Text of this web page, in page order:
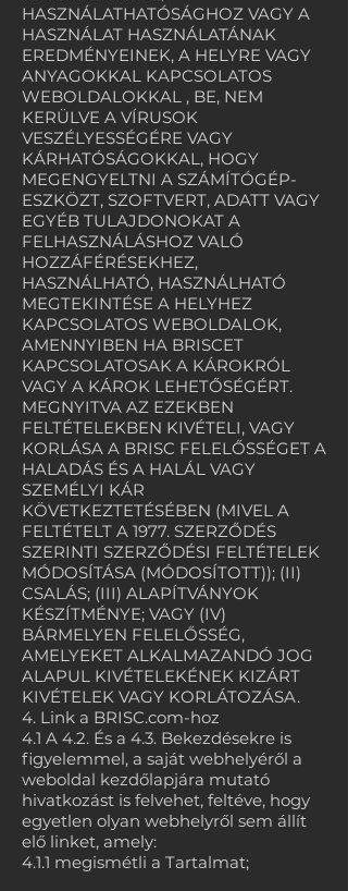
HASZNÁLATHATÓSÁGHOZ VAGY A
HASZNÁLAT HASZNÁLATÁNAK
EREDMÉNYEINEK, A HELYRE VAGY
ANYAGOKKAL KAPCSOLATOS
WEBOLDALOKKAL , BE, NEM
KERÜLVE A VÍRUSOK
VESZÉLYESSÉGÉRE VAGY
KÁRHATÓSÁGOKKAL, HOGY
MEGENGYELTNI A SZÁMÍTÓGÉP-
ESZKÖZT, SZOFTVERT, ADATT VAGY
EGYÉB TULAJDONOKAT A
FELHASZNÁLÁSHOZ VALÓ
HOZZÁFÉRÉSEKHEZ,
HASZNÁLHATÓ, HASZNÁLHATÓ
MEGTEKINTÉSE A HELYHEZ
KAPCSOLATOS WEBOLDALOK,
AMENNYIBEN HA BRISCET
KAPCSOLATOSAK A KÁROKRÓL
VAGY A KÁROK LEHETŐSÉGÉRT.
MEGNYITVA AZ EZEKBEN
FELTÉTELEKBEN KIVÉTELI, VAGY
KORLÁSA A BRISC FELELŐSSÉGET A
HALADÁS ÉS A HALÁL VAGY
SZEMÉLYI KÁR
KÖVETKEZTETÉSÉBEN (MIVEL A
FELTÉTELT A 1977. SZERZŐDÉS
SZERINTI SZERZŐDÉSI FELTÉTELEK
MÓDOSÍTÁSA (MÓDOSÍTOTT)); (II)
CSALÁS; (III) ALAPÍTVÁNYOK
KÉSZÍTMÉNYE; VAGY (IV)
BÁRMELYEN FELELŐSSÉG,
AMELYEKET ALKALMAZANDÓ JOG
ALAPUL KIVÉTELEKÉNEK KIZÁRT
KIVÉTELEK VAGY KORLÁTOZÁSA.
4. Link a BRISC.com-hoz
4.1 A 4.2. És a 4.3. Bekezdésekre is
figyelemmel, a saját webhelyéről a
weboldal kezdőlapjára mutató
hivatkozást is felvehet, feltéve, hogy
egyetlen olyan webhelyről sem állít
elő linket, amely:
4.1.1 megismétli a Tartalmat;